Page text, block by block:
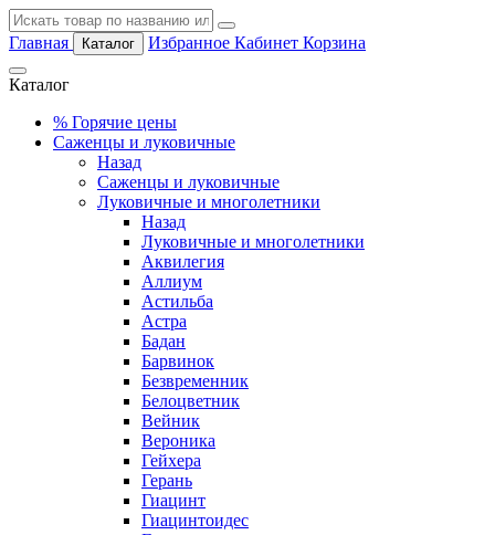
Главная Каталог Избранное Кабинет Корзина
Каталог
% Горячие цены
Саженцы и луковичные
Назад
Саженцы и луковичные
Луковичные и многолетники
Назад
Луковичные и многолетники
Аквилегия
Аллиум
Астильба
Астра
Бадан
Барвинок
Безвременник
Белоцветник
Вейник
Вероника
Гейхера
Герань
Гиацинт
Гиацинтоидес